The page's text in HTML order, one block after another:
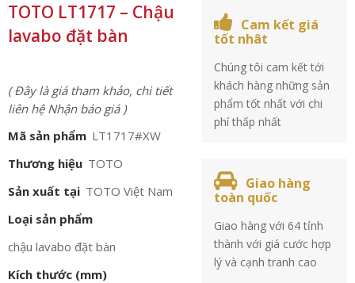
TOTO LT1717 – Chậu
lavabo đặt bàn
( Đây là giá tham khảo, chi tiết
liên hệ Nhận báo giá )
Mã sản phẩm LT1717#XW
Thương hiệu TOTO
Sản xuất tại TOTO Việt Nam
Loại sản phẩm
chậu lavabo đặt bàn
Kích thước (mm)
Cam kết giá
tốt nhât
Chúng tôi cam kết tới
khách hàng những sản
phẩm tốt nhất với chi
phí thấp nhất
Giao hàng
toàn quốc
Giao hàng với 64 tỉnh
thành với giá cước hợp
lý và cạnh tranh cao